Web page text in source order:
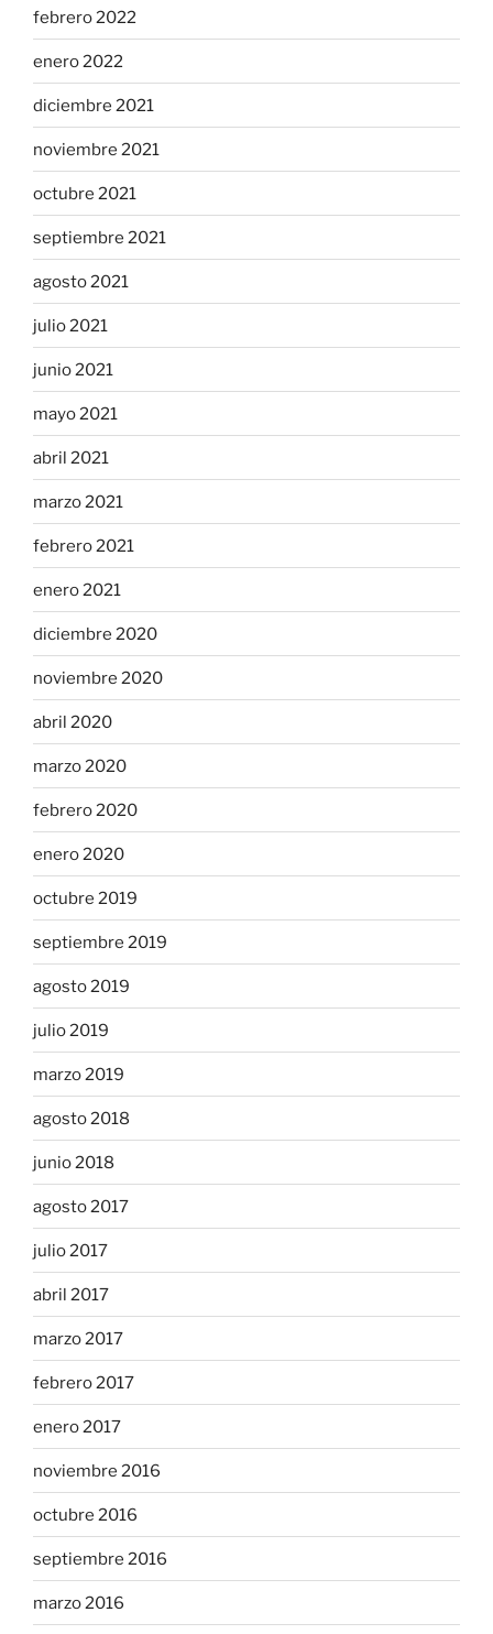
febrero 2022
enero 2022
diciembre 2021
noviembre 2021
octubre 2021
septiembre 2021
agosto 2021
julio 2021
junio 2021
mayo 2021
abril 2021
marzo 2021
febrero 2021
enero 2021
diciembre 2020
noviembre 2020
abril 2020
marzo 2020
febrero 2020
enero 2020
octubre 2019
septiembre 2019
agosto 2019
julio 2019
marzo 2019
agosto 2018
junio 2018
agosto 2017
julio 2017
abril 2017
marzo 2017
febrero 2017
enero 2017
noviembre 2016
octubre 2016
septiembre 2016
marzo 2016